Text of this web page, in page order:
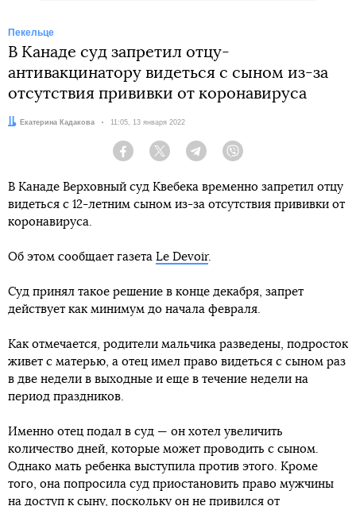
Пекельце
В Канаде суд запретил отцу-
антивакцинатору видеться с сыном из-за
отсутствия прививки от коронавируса
Автор:Екатерина Кадакова Дата:
11:05, 13 января 2022
Facebook Twitter Telegram
В Канаде Верховный суд Квебека временно запретил отцу
видеться с 12-летним сыном из-за отсутствия прививки от
коронавируса.
Об этом сообщает газета Le Devoir.
Суд принял такое решение в конце декабря, запрет
действует как минимум до начала февраля.
Как отмечается, родители мальчика разведены, подросток
живет с матерью, а отец имел право видеться с сыном раз
в две недели в выходные и еще в течение недели на
период праздников.
Именно отец подал в суд — он хотел увеличить
количество дней, которые может проводить с сыном.
Однако мать ребенка выступила против этого. Кроме
того, она попросила суд приостановить право мужчины
на доступ к сыну, поскольку он не привился от